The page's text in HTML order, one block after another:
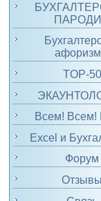
TOP-50
Всем! Всем!
Excel и
Форум
Отзывы